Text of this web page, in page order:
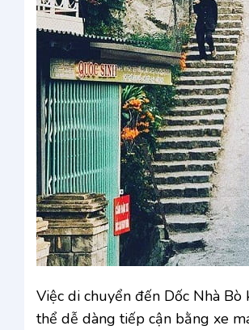
Việc di chuyển đến Dốc Nhà
thể dễ dàng tiếp cận bằng xe